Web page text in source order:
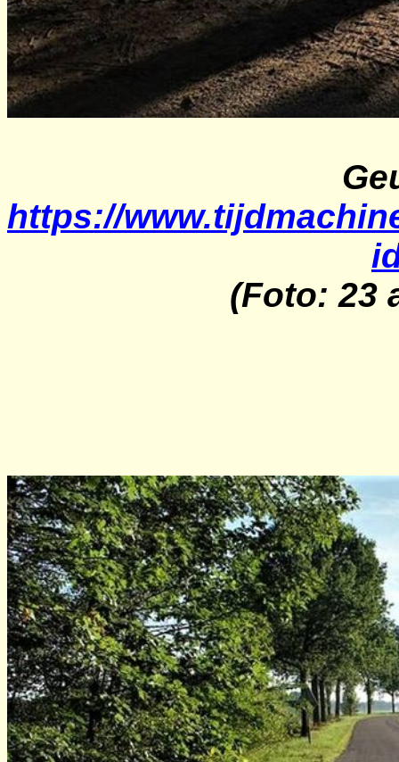
https://
(Foto: 23